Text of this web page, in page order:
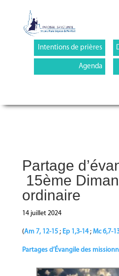
Intentions de prières
Agenda
Partage
15ème
ordinaire
14 juillet 2024
(Am 7, 12-15; Ep 1,3-14; Mc 6,7-
Partages d’Évangile des